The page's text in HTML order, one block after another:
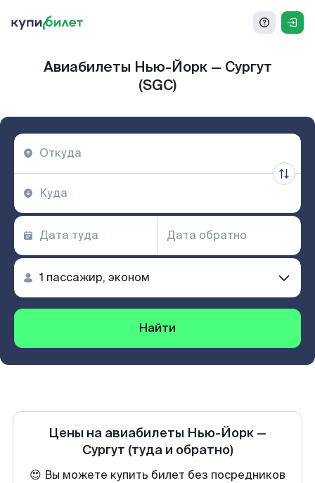
Авиабилеты Нью-Йорк — Сургут
(SGC)
Найти
Цены на авиабилеты Нью-Йорк —
Сургут (туда и обратно)
😍 Вы можете купить билет без посредников